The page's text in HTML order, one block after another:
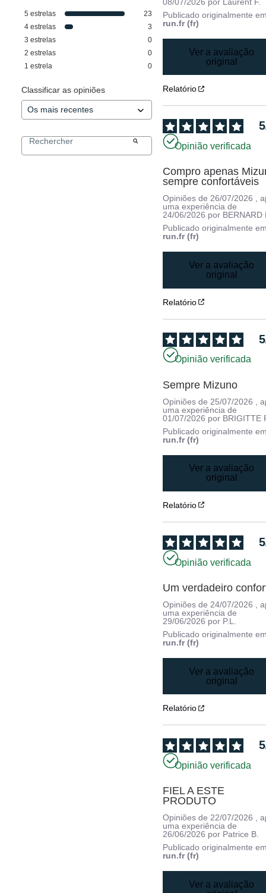
5 estrelas
23
4 estrelas
3
3 estrelas
0
2 estrelas
0
1 estrela 0
Classificar as opiniões
Publicado originalmente
run.fr (fr)
Ver a avaliação
original
Relatório
5
Opinião verificada
Compro apenas
sempre confortáveis
Opiniões de26/07/2026 ,
uma experiência de
24/06/2026 por BERNARD
Publicado originalmente
run.fr (fr)
Ver a avaliação
original
Relatório
5
Opinião verificada
Sempre Mizuno
Opiniões de 25/07/2026
,
uma experiência de
01/07/2026 por BRIGITTE
Publicado originalmente
run.fr (fr)
Ver a avaliação
original
Relatório
5
Opinião verificada
Um verdadeiro
Opiniões de 24/07/2026
,
uma experiência de
29/06/2026 por P.L.
Publicado originalmente
run.fr (fr)
Ver a avaliação
original
Relatório
5
Opinião verificada
FIEL A ESTE
PRODUTO
Opiniões de22/07/2026 ,
uma experiência de
26/06/2026 por Patrice B.
Publicado originalmente
run.fr (fr)
Ver a avaliação